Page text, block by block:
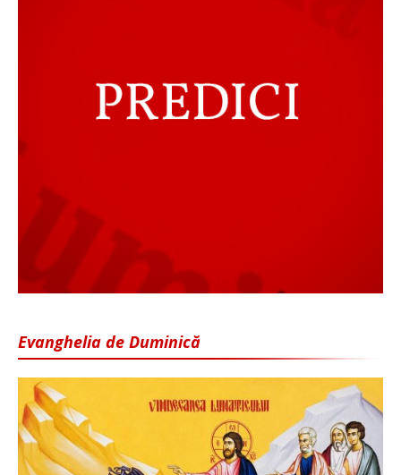
Evanghelia de Duminică